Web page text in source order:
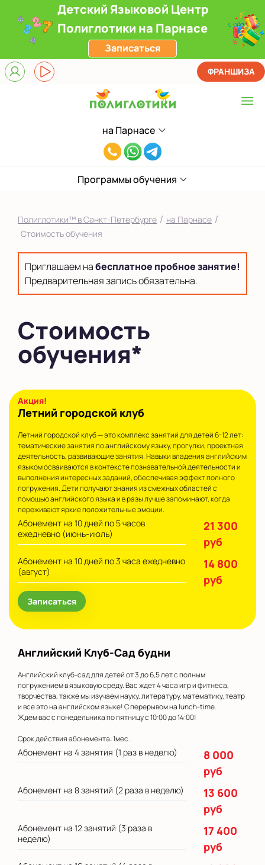
Детский Языковой Центр
Полиглотики на Парнасе
Записаться
на Парнасе
Выберите центр
ЖК Лондон Парк
Приморский
на Ленинском
на Парнасе
в Новом Оккервиле
Показать на карте
Выбрать другой город
8(812)660-
05
ФРАНШИЗА
Программы обучения
Полиглотики™ в Санкт-Петербурге / на Парнасе /
Стоимость обучения
Приглашаем набесплатное пробное занятие!
Предварительная запись обязательна.
Стоимость
обучения*
Летний городской клуб
Летний городской клуб — это комплекс занятий для детей 6-12 лет:
тематические занятия по английскому языку, прогулки, проектная
деятельность, развивающие занятия. Навыки владения английским
языком осваиваются в контексте познавательной деятельности и
выполнения интересных заданий, обеспечивая эффект полного
погружения. Дети получают знания из смежных областей с
помощью английского языка и в разы лучше запоминают, когда
переживают яркие положительные эмоции.
Абонемент на 10 дней по 5 часов
ежедневно (июнь-июль)
21 300
руб
Абонемент на 10 дней по 3 часа ежедневно
(август)
14 800
руб
Записаться
Английский Клуб-Сад будни
Английский клуб-сад для детей от 3 до 6,5 лет с полным
погружением в языковую среду. Вас ждет 4 часа игр и фитнеса,
творчества, также мы изучаем науку, литературу, математику, театр
и все это на английском языке! С перерывом на lunch-time.
Ждем вас с понедельника по пятницу с 10:00 до 14:00!
Срок действия абонемента: 1мес.
Абонемент на 4 занятия (1 раз в неделю)
8 000
руб
Абонемент на 8 занятий (2 раза в неделю)
13 600
руб
Абонемент на 12 занятий (3 раза в
неделю)
17 400
руб